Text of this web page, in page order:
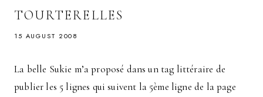
TOURTERELLES
15 AUGUST 2008
La belle Sukie m’a proposé dans un tag littéraire de
publier les 5 lignes qui suivent la 5ème ligne de la page